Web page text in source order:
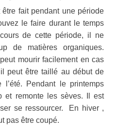
être fait pendant une période
le faire durant le temps
de cette période, il ne
de matières organiques.
mourir facilement en cas
peut être taillé au début de
l’été. Pendant le printemps
et remonte les sèves. Il est
se ressourcer. En hiver ,
pas être coupé.